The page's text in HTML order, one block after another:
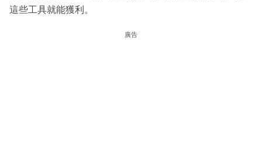
這些工具就能獲利。
廣告